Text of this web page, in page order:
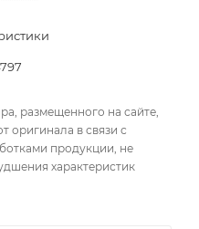
размещенного на сайте,
оригинала в связи с
продукции, не
характеристик